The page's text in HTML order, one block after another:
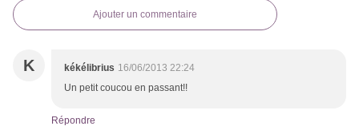
Ajouter un commentaire
K kékélibrius 16/06/2013 22:24
Un petit coucou en passant!!
Répondre